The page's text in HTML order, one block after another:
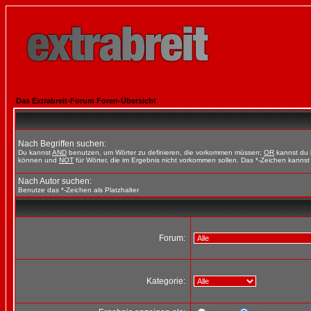
Das Extrabreit-Forum Foren-Übersicht
Nach Begriffen suchen:
Du kannstAND benutzen, um Wörter zu definieren, die vorkommen müssen; OR kannst du
können und NOT für Wörter, die im Ergebnis nicht vorkommen sollen. Das *-Zeichen
Nach Autor suchen:
Benutze das *-Zeichen als Platzhalter
Forum:
Kategorie: